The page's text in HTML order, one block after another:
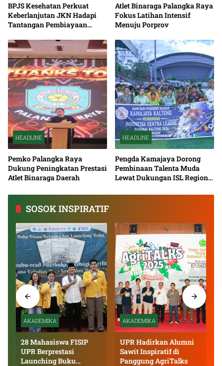
BPJS Kesehatan Perkuat
Keberlanjutan JKN Hadapi
Tantangan Pembiayaan
Atlet Binaraga Palangka Raya
Fokus Latihan Intensif
Menuju Porprov
HEADLINE
Pemko Palangka Raya
Dukung Peningkatan Prestasi
Atlet Binaraga Daerah
HEADLINE
Pengda Kamajaya Dorong
Pembinaan Talenta Muda
Lewat Dukungan ISL Regional
SOSOK INSPIRATIF
AKADEMIKA
28 Mahasiswa FISIP
UPR Berprestasi
Launching Buku
AKADEMIKA
UPR Hadirkan Alumni
Sawit Inspiratif di
Panggung AgriTalks